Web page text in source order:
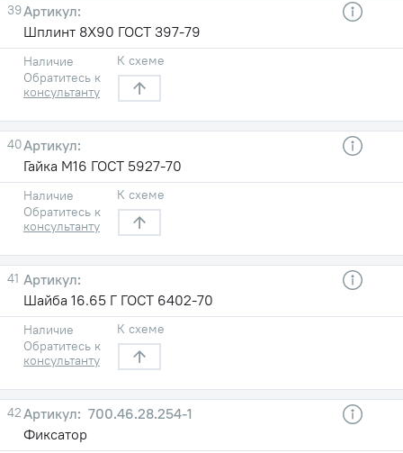
39
Шплинт 8X90 ГОСТ 397-79
Наличие
Обратитесь к
консультанту
К схеме
40
Гайка М16 ГОСТ 5927-70
Наличие
Обратитесь к
консультанту
К схеме
41
Шайба 16.65 Г ГОСТ 6402-70
Наличие
Обратитесь к
консультанту
К схеме
42
700.46.28.254-1
Фиксатор